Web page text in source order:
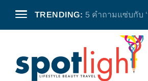
TRENDING: 5 คำถามแซ่บกับ